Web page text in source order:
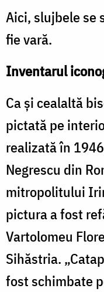
Aici, slujbele se
fie vară.
Inventarul
Ca şi cealaltă
pictată pe
realizată în
Negrescu din
mitropolitului
pictura a fost
Vartolomeu
Sihăstria.
fost schimbate